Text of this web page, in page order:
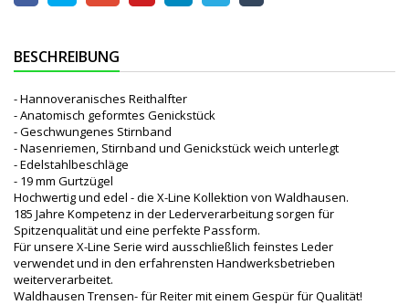
BESCHREIBUNG
- Hannoveranisches Reithalfter
- Anatomisch geformtes Genickstück
- Geschwungenes Stirnband
- Nasenriemen, Stirnband und Genickstück weich unterlegt
- Edelstahlbeschläge
- 19 mm Gurtzügel
Hochwertig und edel - die X-Line Kollektion von Waldhausen.
185 Jahre Kompetenz in der Lederverarbeitung sorgen für
Spitzenqualität und eine perfekte Passform.
Für unsere X-Line Serie wird ausschließlich feinstes Leder
verwendet und in den erfahrensten Handwerksbetrieben
weiterverarbeitet.
Waldhausen Trensen- für Reiter mit einem Gespür für Qualität!